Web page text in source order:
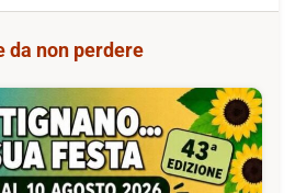
da non perdere